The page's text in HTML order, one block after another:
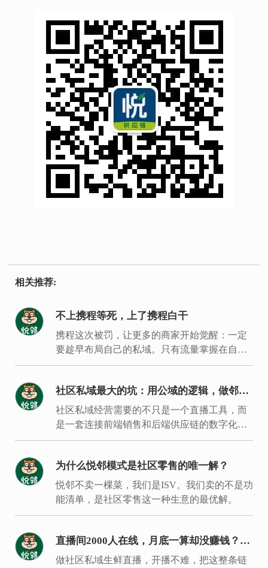
相关推荐:
不上携程等死，上了携程白干
携程这次被罚，让更多的商家开始觉醒：一定
要趁早布局自己的私域。只有流量掌握在自己
手里，才能建立经营主场，拿回经营主动权。
社区私域最大的坑：用公域的逻辑，做邻居
的生意
社区私域经营需要的不只是一个直播工具，而
是一套连接前端销售和后端供应链的数字化履
约体系。
为什么悦邻模式是社区零售的唯一解？
悦邻不卖一棵菜，我们是ISV。我们卖的不是功
能清单，是社区零售这一种生意的最优解。
直播间2000人在线，月底一算却没赚钱？入
局同城生鲜要过的是这7关
做社区私域生鲜直播，开播不难，把这整条链